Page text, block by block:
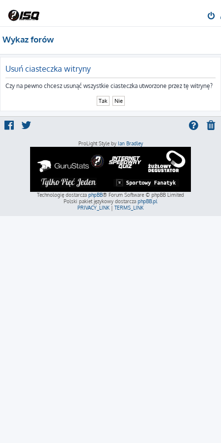
Wykaz forów
Usuń ciasteczka witryny
Czy na pewno chcesz usunąć wszystkie ciasteczka utworzone przez tę witrynę?
ProLight Style by Ian Bradley
Technologię dostarcza phpBB® Forum Software © phpBB Limited
Polski pakiet językowy dostarcza phpBB.pl
PRIVACY_LINK | TERMS_LINK